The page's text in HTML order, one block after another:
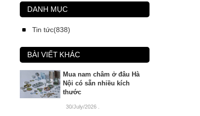
DANH MỤC
Tin tức(838)
BÀI VIẾT KHÁC
Mua nam châm ở đâu Hà
Nội có sẵn nhiều kích
thước
30/July/2026